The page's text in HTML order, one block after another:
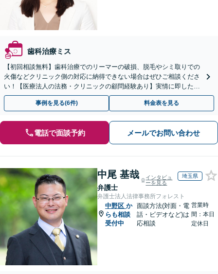
歯科治療ミス
【初回相談無料】歯科治療でのリーマーの破損、脱毛やシミ取りでの
火傷などクリニック側の対応に納得できない場合はぜひご相談くださ
い！【医療法人の法務・クリニックの顧問経験あり】実情に即したア
ドバイスで、納得のできるトラブルの解決を目指します。
事例を見る(6件) 料金表を見る
電話で面談予約 メールでお問い合わせ
中尾 基哉
弁護士
インタビュ
ーを見る
埼玉県
弁護士法人法律事務所フォレスト
中野区 か
らも相談
受付中
面談方法(対面・電
話・ビデオなど)は
応相談
営業時
間：本日
定休日